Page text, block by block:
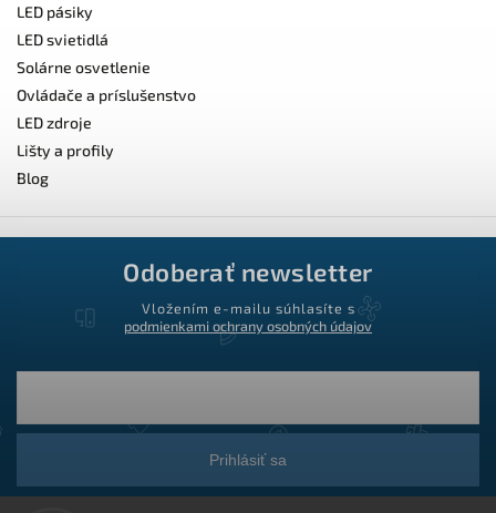
LED pásiky
LED svietidlá
Solárne osvetlenie
Ovládače a príslušenstvo
LED zdroje
Lišty a profily
Blog
Odoberať newsletter
Vložením e-mailu súhlasíte s
podmienkami ochrany osobných údajov
Prihlásiť sa